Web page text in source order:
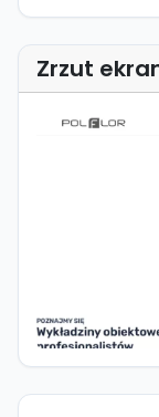
Zrzut